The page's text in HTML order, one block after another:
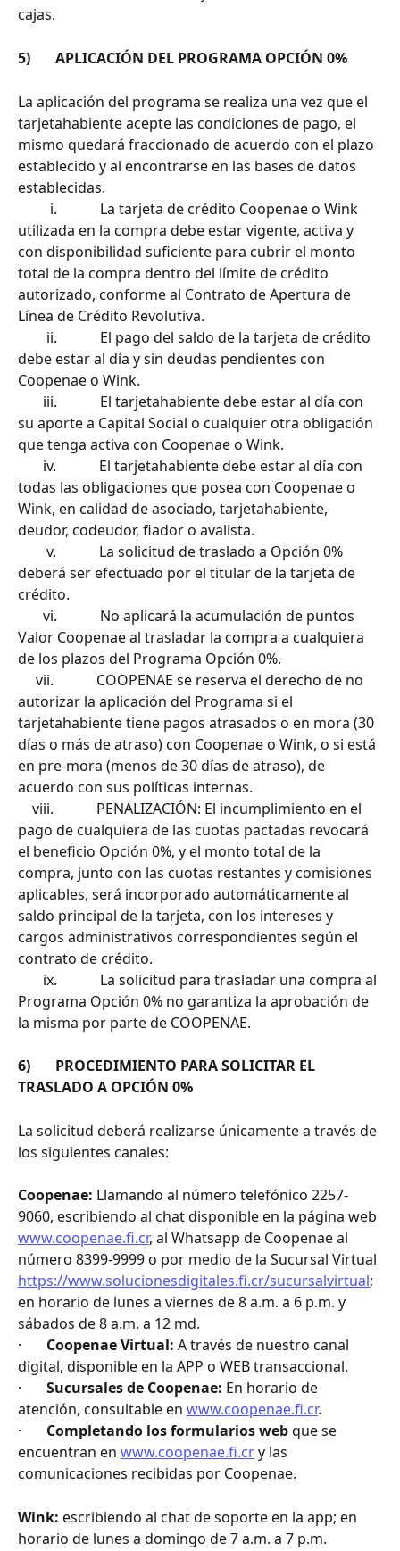
cajas.
5)       APLICACIÓN DEL PROGRAMA OPCIÓN 0%
La aplicación del programa se realiza una vez que el
tarjetahabiente acepte las condiciones de pago, el
mismo quedará fraccionado de acuerdo con el plazo
establecido y al encontrarse en las bases de datos
establecidas.
utilizada en la compra debe estar vigente, activa y
con disponibilidad suficiente para cubrir el monto
total de la compra dentro del límite de crédito
autorizado, conforme al Contrato de Apertura de
Línea de Crédito Revolutiva.
debe estar al día y sin deudas pendientes con
Coopenae o Wink.
su aporte a Capital Social o cualquier otra obligación
que tenga activa con Coopenae o Wink.
todas las obligaciones que posea con Coopenae o
Wink, en calidad de asociado, tarjetahabiente,
deudor, codeudor, fiador o avalista.
deberá ser efectuado por el titular de la tarjeta de
crédito.
Valor Coopenae al trasladar la compra a cualquiera
de los plazos del Programa Opción 0%.
autorizar la aplicación del Programa si el
tarjetahabiente tiene pagos atrasados o en mora (30
días o más de atraso) con Coopenae o Wink, o si está
en pre-mora (menos de 30 días de atraso), de
acuerdo con sus políticas internas.
pago de cualquiera de las cuotas pactadas revocará
el beneficio Opción 0%, y el monto total de la
compra, junto con las cuotas restantes y comisiones
aplicables, será incorporado automáticamente al
saldo principal de la tarjeta, con los intereses y
cargos administrativos correspondientes según el
contrato de crédito.
Programa Opción 0% no garantiza la aprobación de
la misma por parte de COOPENAE.
6)       PROCEDIMIENTO PARA SOLICITAR EL
TRASLADO A OPCIÓN 0%
La solicitud deberá realizarse únicamente a través de
los siguientes canales:
Coopenae: Llamando al número telefónico 2257-
9060, escribiendo al chat disponible en la página web
www.coopenae.fi.cr, al Whatsapp de Coopenae al
número 8399-9999 o por medio de la Sucursal Virtual
https://www.solucionesdigitales.fi.cr/sucursalvirtual;
en horario de lunes a viernes de 8 a.m. a 6 p.m. y
sábados de 8 a.m. a 12 md.
· Coopenae Virtual: A través de nuestro canal
digital, disponible en la APP o WEB transaccional.
· Sucursales de Coopenae: En horario de
atención, consultable en www.coopenae.fi.cr.
· Completando los formularios web que se
encuentran en www.coopenae.fi.cr y las
comunicaciones recibidas por Coopenae.
Wink: escribiendo al chat de soporte en la app; en
horario de lunes a domingo de 7 a.m. a 7 p.m.